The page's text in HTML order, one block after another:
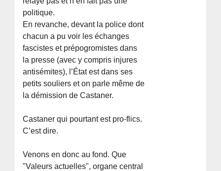
politique.
En revanche, devant la police dont
chacun a pu voir les échanges
fascistes et prépogromistes dans
la presse (avec y compris injures
antisémites), l’État est dans ses
petits souliers et on parle même de
la démission de Castaner.
Castaner qui pourtant est pro-flics.
C’est dire.
Venons en donc au fond. Que
"Valeurs actuelles", organe central